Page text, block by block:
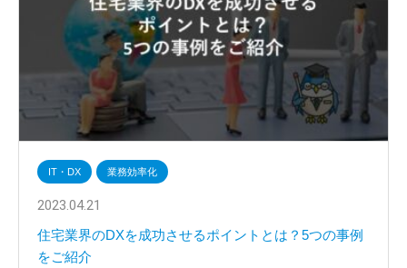
IT・DX 業務効率化
2023.04.21
住宅業界のDXを成功させるポイントとは？5つの事例
をご紹介